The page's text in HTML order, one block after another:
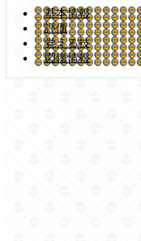
基本情報
評価
覚える技
図鑑情報